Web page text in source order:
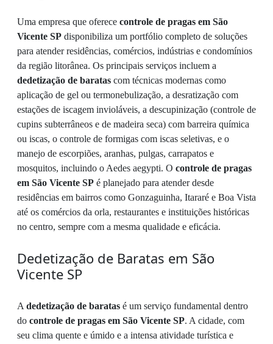
Uma empresa que oferece controle de pragas em São
Vicente SP disponibiliza um portfólio completo de soluções
para atender residências, comércios, indústrias e condomínios
da região litorânea. Os principais serviços incluem a
dedetização de baratas com técnicas modernas como
aplicação de gel ou termonebulização, a desratização com
estações de iscagem invioláveis, a descupinização (controle de
cupins subterrâneos e de madeira seca) com barreira química
ou iscas, o controle de formigas com iscas seletivas, e o
manejo de escorpiões, aranhas, pulgas, carrapatos e
mosquitos, incluindo o Aedes aegypti. O controle de pragas
em São Vicente SP é planejado para atender desde
residências em bairros como Gonzaguinha, Itararé e Boa Vista
até os comércios da orla, restaurantes e instituições históricas
no centro, sempre com a mesma qualidade e eficácia.
Dedetização de Baratas em São
Vicente SP
A dedetização de baratas é um serviço fundamental dentro
do controle de pragas em São Vicente SP. A cidade, com
seu clima quente e úmido e a intensa atividade turística e